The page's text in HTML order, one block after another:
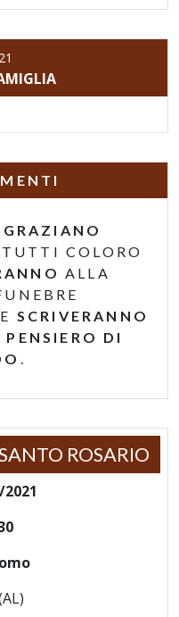
COLORO
ALLA
SCRIVERANNO
PENSIERO DI
.
ROSARIO